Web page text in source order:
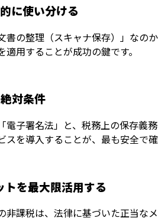
に使い分ける
書の整理（スキャナ保存）」なの
用することが成功の鍵です。
対条件
電子署名法」と、税務上の保存義
スを導入することが、最も安全で
を最大限活用する
非課税は、法律に基づいた正当な